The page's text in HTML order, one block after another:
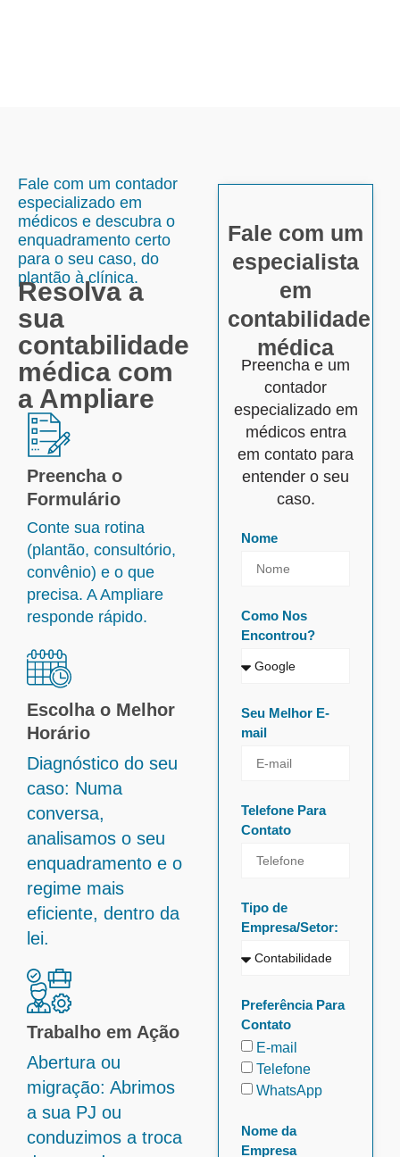
Fale com um contador
especializado em
médicos e descubra o
enquadramento certo
para o seu caso, do
plantão à clínica.
Resolva a
sua
contabilidade
médica com
a Ampliare
Preencha o
Formulário
Conte sua rotina
(plantão, consultório,
convênio) e o que
precisa. A Ampliare
responde rápido.
Escolha o Melhor
Horário
Diagnóstico do seu
caso: Numa
conversa,
analisamos o seu
enquadramento e o
regime mais
eficiente, dentro da
lei.
Trabalho em Ação
Abertura ou
migração: Abrimos
a sua PJ ou
conduzimos a troca
Fale com um
especialista
em
contabilidade
médica
Preencha e um
contador
especializado em
médicos entra
em contato para
entender o seu
caso.
Nome
Como Nos
Encontrou?
Seu Melhor E-
mail
Telefone Para
Contato
Tipo de
Empresa/Setor:
Preferência Para
Contato
E-mail
Telefone
WhatsApp
Nome da
Empresa